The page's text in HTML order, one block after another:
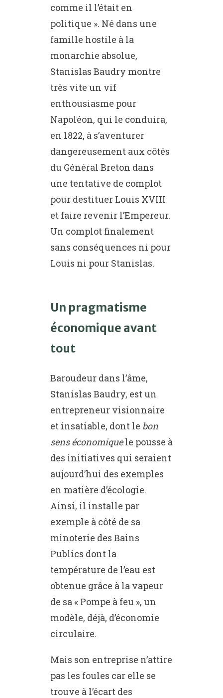
comme il l’était en
politique ». Né dans une
famille hostile à la
monarchie absolue,
Stanislas Baudry montre
très vite un vif
enthousiasme pour
Napoléon, qui le conduira,
en 1822, à s’aventurer
dangereusement aux côtés
du Général Breton dans
une tentative de complot
pour destituer Louis XVIII
et faire revenir l’Empereur.
Un complot finalement
sans conséquences ni pour
Louis ni pour Stanislas.
Un pragmatisme
économique avant
tout
Baroudeur dans l’âme,
Stanislas Baudry, est un
entrepreneur visionnaire
et insatiable, dont le bon
sens économiquele pousse à
des initiatives qui seraient
aujourd’hui des exemples
en matière d’écologie.
Ainsi, il installe par
exemple à côté de sa
minoterie des Bains
Publics dont la
température de l’eau est
obtenue grâce à la vapeur
de sa « Pompe à feu », un
modèle, déjà, d’économie
circulaire.
Mais son entreprise n’attire
pas les foules car elle se
trouve à l’écart des